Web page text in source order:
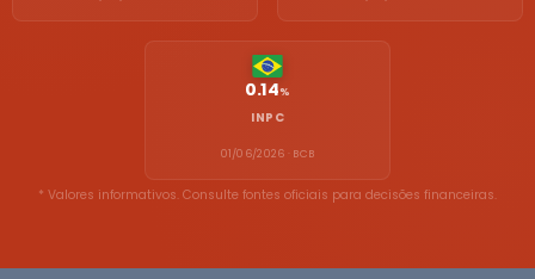
0.14%
INPC
01/06/2026 · BCB
* Valores informativos. Consulte fontes oficiais para decisões financeiras.